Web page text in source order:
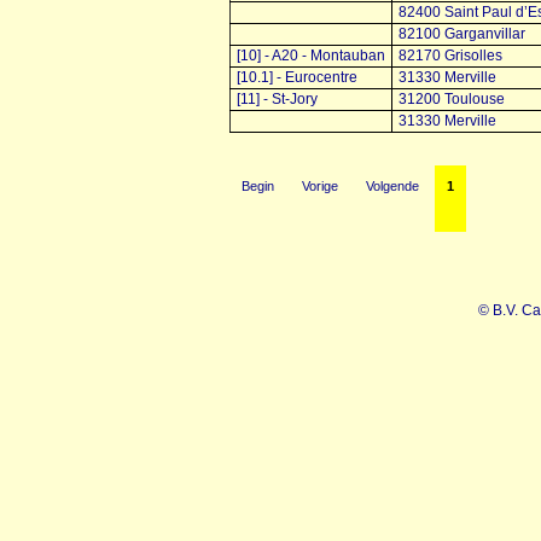
82400 Saint Paul
82100 Garganvillar
[10] - A20 - Montauban
82170 Grisolles
[10.1] - Eurocentre
31330 Merville
[11] - St-Jory
31200 Toulouse
31330 Merville
Begin Vorige Volgende 1
© B.V.